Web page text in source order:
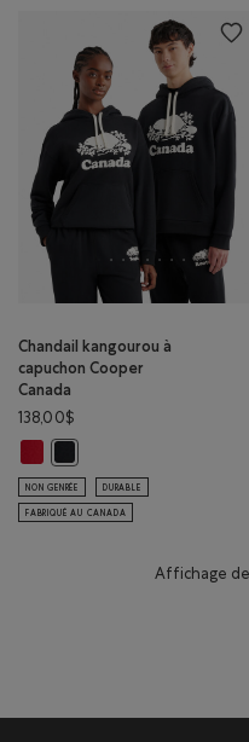
Chandail kangourou à
capuchon Cooper
Canada
138,00$
Chandail kangourou à
NON GENRÉE DURABLE
FABRIQUÉ AU CANADA
Affichage